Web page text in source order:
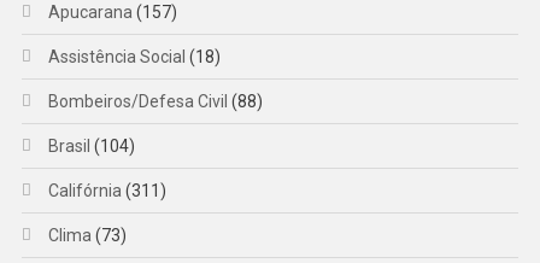
Apucarana (157)
Assistência Social (18)
Bombeiros/Defesa Civil (88)
Brasil (104)
Califórnia (311)
Clima (73)